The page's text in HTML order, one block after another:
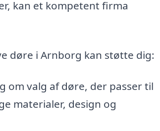
kan et kompetent firma
døre i Arnborg kan støtte dig:
om valg af døre, der passer til
materialer, design og